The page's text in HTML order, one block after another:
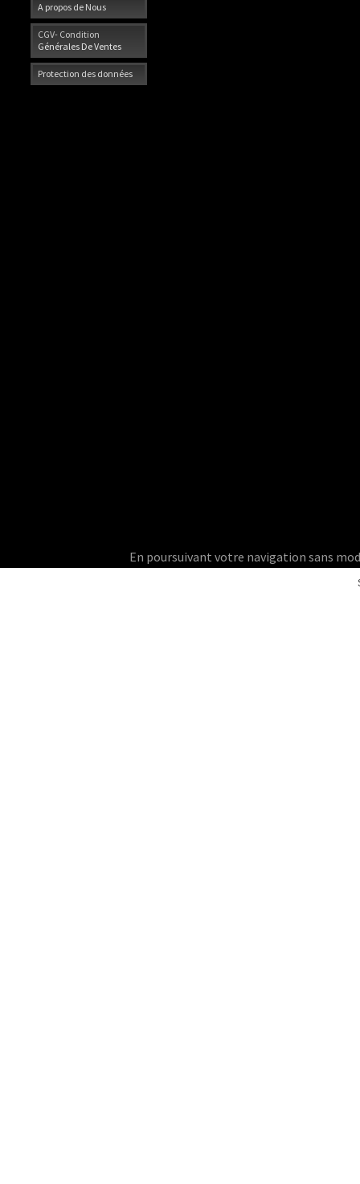
A propos de Nous
CGV- Condition
Générales De Ventes
Protection des données
En poursuivant votre navigation sans